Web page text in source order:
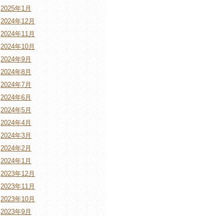
2025年1月
2024年12月
2024年11月
2024年10月
2024年9月
2024年8月
2024年7月
2024年6月
2024年5月
2024年4月
2024年3月
2024年2月
2024年1月
2023年12月
2023年11月
2023年10月
2023年9月